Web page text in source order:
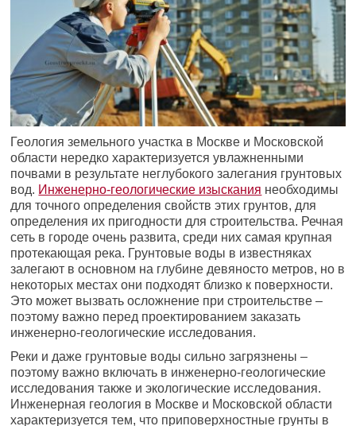
Геология земельного участка в Москве и Московской
области нередко характеризуется увлажненными
почвами в результате неглубокого залегания грунтовых
вод. Инженерно-геологические изыскания необходимы
для точного определения свойств этих грунтов, для
определения их пригодности для строительства. Речная
сеть в городе очень развита, среди них самая крупная
протекающая река. Грунтовые воды в известняках
залегают в основном на глубине девяносто метров, но в
некоторых местах они подходят близко к поверхности.
Это может вызвать осложнение при строительстве –
поэтому важно перед проектированием заказать
инженерно-геологические исследования.
Реки и даже грунтовые воды сильно загрязнены –
поэтому важно включать в инженерно-геологические
исследования также и экологические исследования.
Инженерная геология в Москве и Московской области
характеризуется тем, что приповерхностные грунты в